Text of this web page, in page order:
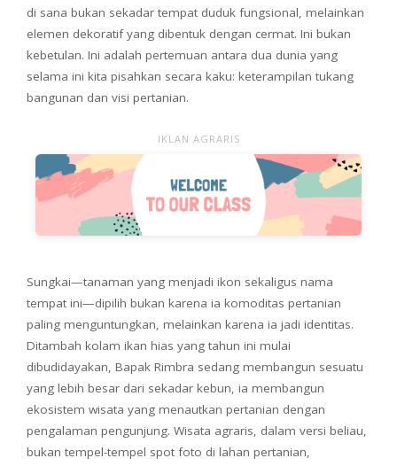
di sana bukan sekadar tempat duduk fungsional, melainkan
elemen dekoratif yang dibentuk dengan cermat. Ini bukan
kebetulan. Ini adalah pertemuan antara dua dunia yang
selama ini kita pisahkan secara kaku: keterampilan tukang
bangunan dan visi pertanian.
IKLAN AGRARIS
Sungkai—tanaman yang menjadi ikon sekaligus nama
tempat ini—dipilih bukan karena ia komoditas pertanian
paling menguntungkan, melainkan karena ia jadi identitas.
Ditambah kolam ikan hias yang tahun ini mulai
dibudidayakan, Bapak Rimbra sedang membangun sesuatu
yang lebih besar dari sekadar kebun, ia membangun
ekosistem wisata yang menautkan pertanian dengan
pengalaman pengunjung. Wisata agraris, dalam versi beliau,
bukan tempel-tempel spot foto di lahan pertanian,